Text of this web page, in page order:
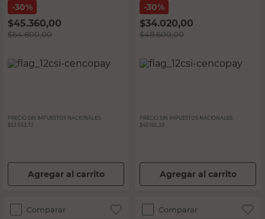
30%
$45.360,00
$64.800,00
PRECIO SIN IMPUESTOS NACIONALES:
$53.553,72
Agregar al carrito
30%
$34.020,00
$48.600,00
PRECIO SIN IMPUESTOS NACIONALES:
$40.165,29
Agregar al carrito
Comparar Comparar